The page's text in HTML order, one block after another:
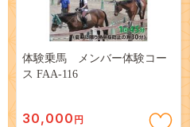
体験乗馬 メンバー体験コー
ス FAA-116
30,000 円